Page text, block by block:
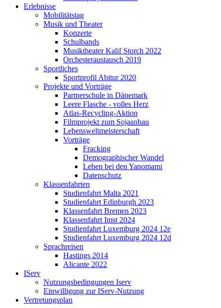
Erlebnisse
Mobilitätstag
Musik und Theater
Konzerte
Schulbands
Musiktheater Kalif Storch 2022
Orchesteraustausch 2019
Sportliches
Sportprofil Abitur 2020
Projekte und Vorträge
Partnerschule in Dänemark
Leere Flasche - volles Herz
Atlas-Recycling-Aktion
Filmprojekt zum Sojaanbau
Lebensweltmeisterschaft
Vorträge
Fracking
Demographischer Wandel
Leben bei den Yanomami
Datenschutz
Klassenfahrten
Studienfahrt Malta 2021
Studienfahrt Edinburgh 2023
Klassenfahrt Bremen 2023
Klassenfahrt Imst 2024
Studienfahrt Luxemburg 2024 12e
Studienfahrt Luxemburg 2024 12d
Sprachreisen
Hastings 2014
Alicante 2022
IServ
Nutzungsbedingungen Iserv
Einwilligung zur IServ-Nutzung
Vertretungsplan